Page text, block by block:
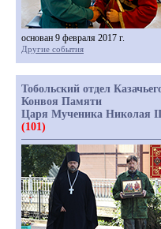
основан 9 февраля 2017 г.
Другие события
Тобольский отдел
Конвоя Памяти
Царя Мученика Николая II
(101)